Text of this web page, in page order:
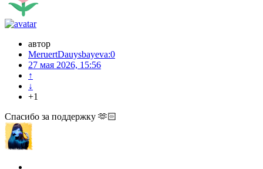
автор
MeruertDauysbayeva:0
27 мая 2026, 15:56
↑
↓
+1
Спасибо за поддержку 🫶🏻